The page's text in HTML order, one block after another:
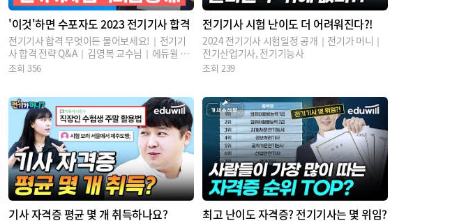
'이것'하면 수포자도 2023 전기기사 합격
전기기사 합격 무엇이든 물어보세요!｜전기기
사 합격 전략 Q&A｜김영복 교수님｜에듀윌 전
기기사
조회356
전기기사 시험 난이도 더 어려워진다?!
2024 전기기사 시험일정 공개｜전기가 머니｜
전기산업기사, 전기기능사
조회239
기사 자격증 평균 몇 개 취득하나요? 최고 난이도 자격증? 전기기사는 몇 위임?